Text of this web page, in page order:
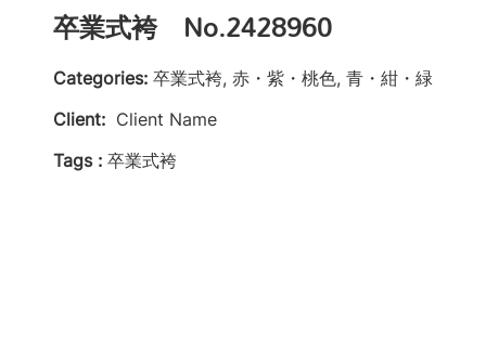
卒業式袴 No.2428960
Categories: 卒業式袴, 赤・紫・桃色, 青・紺・緑
Client: Client Name
Tags : 卒業式袴